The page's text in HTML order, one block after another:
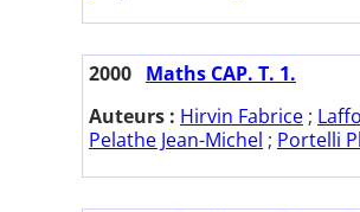
2000 Maths CAP. T. 1.
Auteurs : Hirvin Fabrice ;
Pelathe Jean-Michel ; Portelli